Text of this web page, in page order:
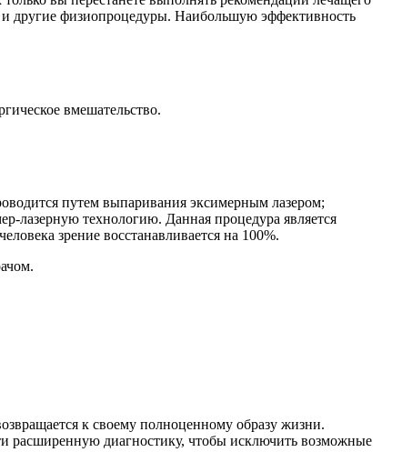
и другие физиопроцедуры. Наибольшую эффективность
вмешательство.
путем выпаривания эксимерным лазером;
лазерную технологию. Данная процедура является
зрение восстанавливается на 100%.
к своему полноценному образу жизни.
расширенную диагностику, чтобы исключить возможные